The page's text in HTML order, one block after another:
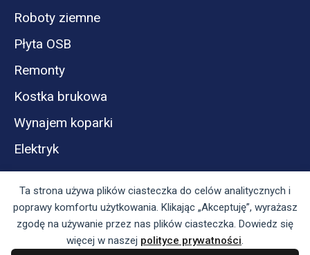
Ta strona używa plików ciasteczka do celów analitycznych i
poprawy komfortu użytkowania. Klikając „Akceptuję”, wyrażasz
zgodę na używanie przez nas plików ciasteczka. Dowiedz się
więcej w naszej polityce prywatności.
Roboty ziemne
Płyta OSB
Remonty
Kostka brukowa
Wynajem koparki
Elektryk